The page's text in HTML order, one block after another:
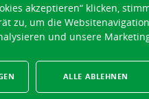
akzeptieren“ klicken,
zu, um die
und unsere
ALLE ABLEHNEN